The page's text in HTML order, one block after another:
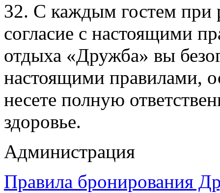
32. С каждым гостем при
согласие с настоящими
отдыха «Дружба» вы
настоящими правилами,
несете полную
здоровье.
Администрация
Правила бронирования